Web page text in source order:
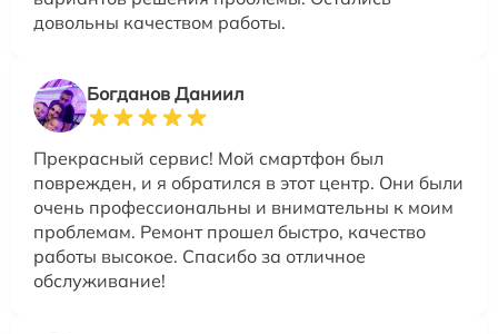
довольны качеством работы.
Богданов Даниил
Прекрасный сервис! Мой смартфон был
поврежден, и я обратился в этот центр. Они были
очень профессиональны и внимательны к моим
проблемам. Ремонт прошел быстро, качество
работы высокое. Спасибо за отличное
обслуживание!